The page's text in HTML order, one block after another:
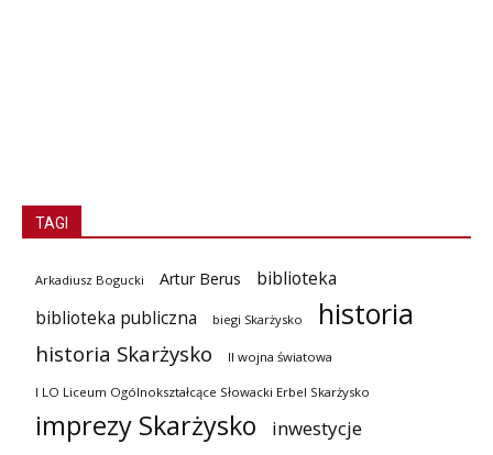
TAGI
Arkadiusz Bogucki Artur Berus
biblioteka
biblioteka publiczna
biegi Skarżysko historia
historia Skarżysko II wojna światowa
I LO Liceum Ogólnokształcące Słowacki Erbel Skarżysko
imprezy Skarżysko inwestycje